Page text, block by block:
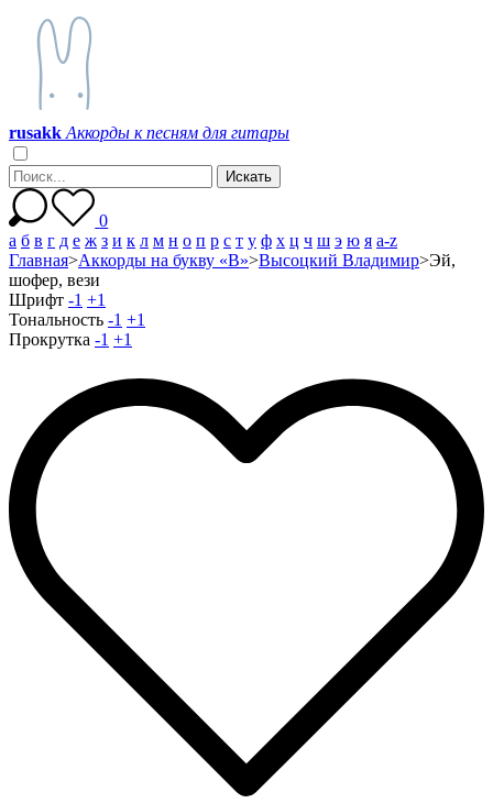
rusakk Аккорды к песням для гитары
0
а б в г д е ж з и к л м н о п р с т у ф х ц ч ш э ю я a-z
Главная>Аккорды на букву «В»>Высоцкий Владимир>Эй,
шофер, вези
Шрифт -1 +1
Тональность -1 +1
Прокрутка -1 +1